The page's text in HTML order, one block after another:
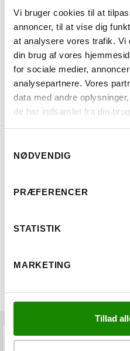
Vi bruger cookies til at
annoncer, til at vise dig
at analysere vores trafik. Vi
din brug af vores
for sociale medier,
analysepartnere. Vores
data med andre
de har indsamlet fra din
NØDVENDIG
PRÆFERENCER
STATISTIK
MARKETING
Tillad
HVOR KAN DET
DOWNLOAD
FAQS